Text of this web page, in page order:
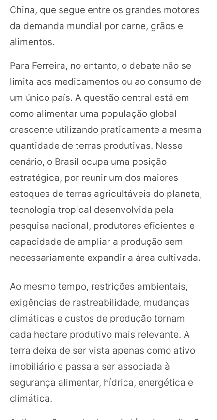
China, que segue entre os grandes motores
da demanda mundial por carne, grãos e
alimentos.
Para Ferreira, no entanto, o debate não se
limita aos medicamentos ou ao consumo de
um único país. A questão central está em
como alimentar uma população global
crescente utilizando praticamente a mesma
quantidade de terras produtivas. Nesse
cenário, o Brasil ocupa uma posição
estratégica, por reunir um dos maiores
estoques de terras agricultáveis do planeta,
tecnologia tropical desenvolvida pela
pesquisa nacional, produtores eficientes e
capacidade de ampliar a produção sem
necessariamente expandir a área cultivada.
Ao mesmo tempo, restrições ambientais,
exigências de rastreabilidade, mudanças
climáticas e custos de produção tornam
cada hectare produtivo mais relevante. A
terra deixa de ser vista apenas como ativo
imobiliário e passa a ser associada à
segurança alimentar, hídrica, energética e
climática.